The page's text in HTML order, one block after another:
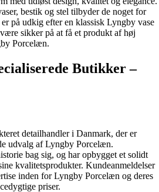
bestik og stel tilbyder de noget for
på udkig efter en klassisk Lyngby vase
sikker på at få et produkt af høj
Porcelæn.
Butikker –
detailhandler i Danmark, der er
udvalg af Lyngby Porcelæn.
bag sig, og har opbygget et solidt
kvalitetsprodukter. Kundeanmeldelser
inden for Lyngby Porcelæn og deres
priser.